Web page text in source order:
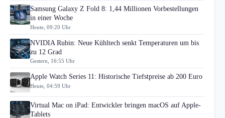
Samsung Galaxy Z Fold 8: 1,44 Millionen Vorbestellungen
in einer Woche
Heute, 09:20 Uhr
NVIDIA Rubin: Neue Kühltech senkt Temperaturen um bis
zu 12 Grad
Gestern, 16:55 Uhr
Apple Watch Series 11: Historische Tiefstpreise ab 200 Euro
Heute, 04:59 Uhr
Virtual Mac on iPad: Entwickler bringen macOS auf Apple-
Tablets